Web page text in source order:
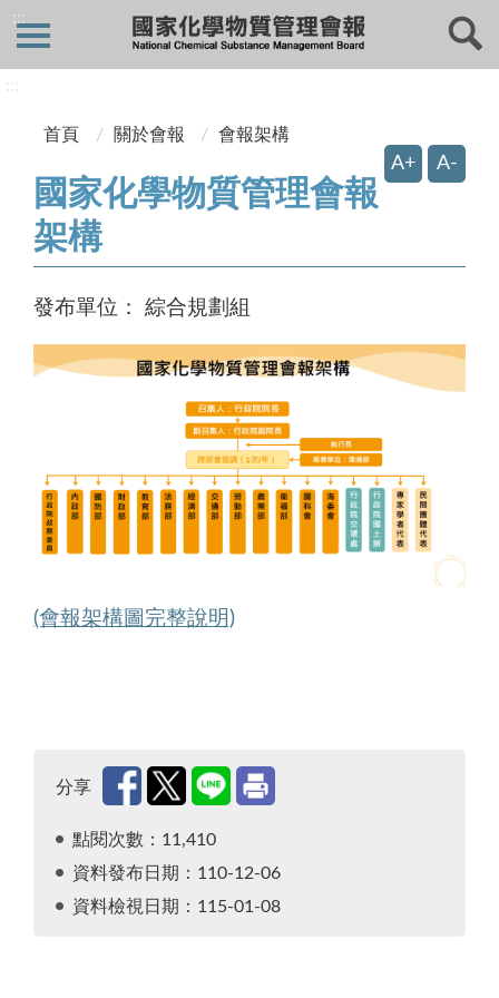
首頁 關於會報 會報架構
A+ A-
國家化學物質管理會報
架構
發布單位： 綜合規劃組
(會報架構圖完整說明)
分享
點閱次數：11,410
資料發布日期：110-12-06
資料檢視日期：115-01-08